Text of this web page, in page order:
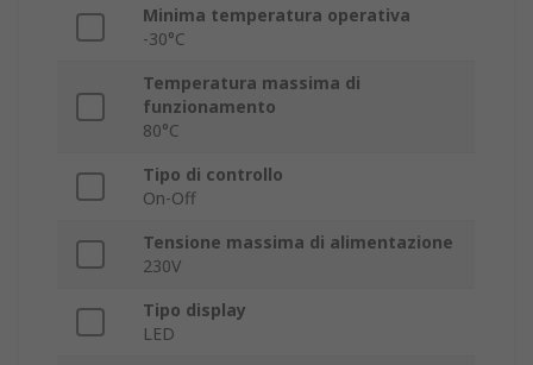
Minima temperatura operativa
-30°C
Temperatura massima di
funzionamento
80°C
Tipo di controllo
On-Off
Tensione massima di alimentazione
230V
Tipo display
LED